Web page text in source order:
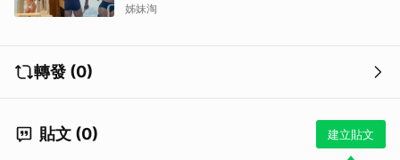
姊妹淘
轉發 (0)
貼文 (0) 建立貼文